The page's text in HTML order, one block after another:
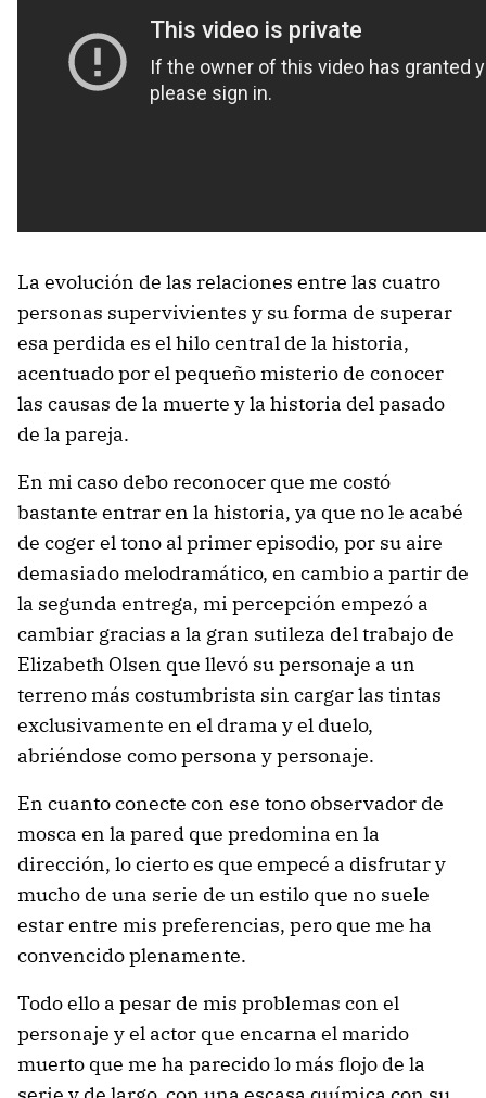
La evolución de las relaciones entre las cuatro
personas supervivientes y su forma de superar
esa perdida es el hilo central de la historia,
acentuado por el pequeño misterio de conocer
las causas de la muerte y la historia del pasado
de la pareja.
En mi caso debo reconocer que me costó
bastante entrar en la historia, ya que no le acabé
de coger el tono al primer episodio, por su aire
demasiado melodramático, en cambio a partir de
la segunda entrega, mi percepción empezó a
cambiar gracias a la gran sutileza del trabajo de
Elizabeth Olsen que llevó su personaje a un
terreno más costumbrista sin cargar las tintas
exclusivamente en el drama y el duelo,
abriéndose como persona y personaje.
En cuanto conecte con ese tono observador de
mosca en la pared que predomina en la
dirección, lo cierto es que empecé a disfrutar y
mucho de una serie de un estilo que no suele
estar entre mis preferencias, pero que me ha
convencido plenamente.
Todo ello a pesar de mis problemas con el
personaje y el actor que encarna el marido
muerto que me ha parecido lo más flojo de la